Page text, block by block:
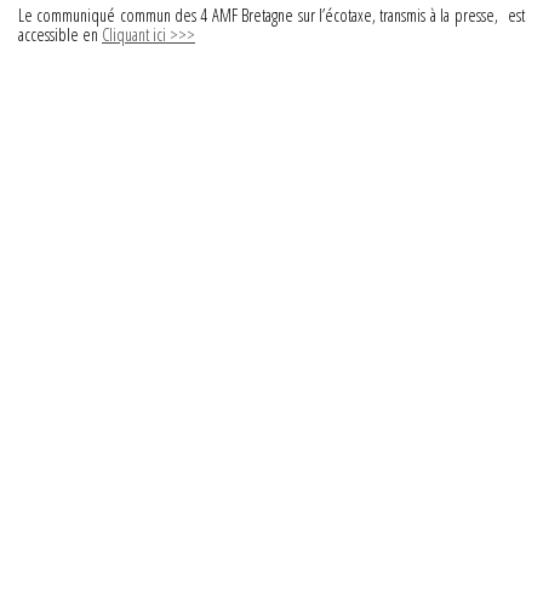
Le communiqué commun des 4 AMF Bretagne sur l’écotaxe, transmis à la presse, est
accessible en Cliquant ici >>>